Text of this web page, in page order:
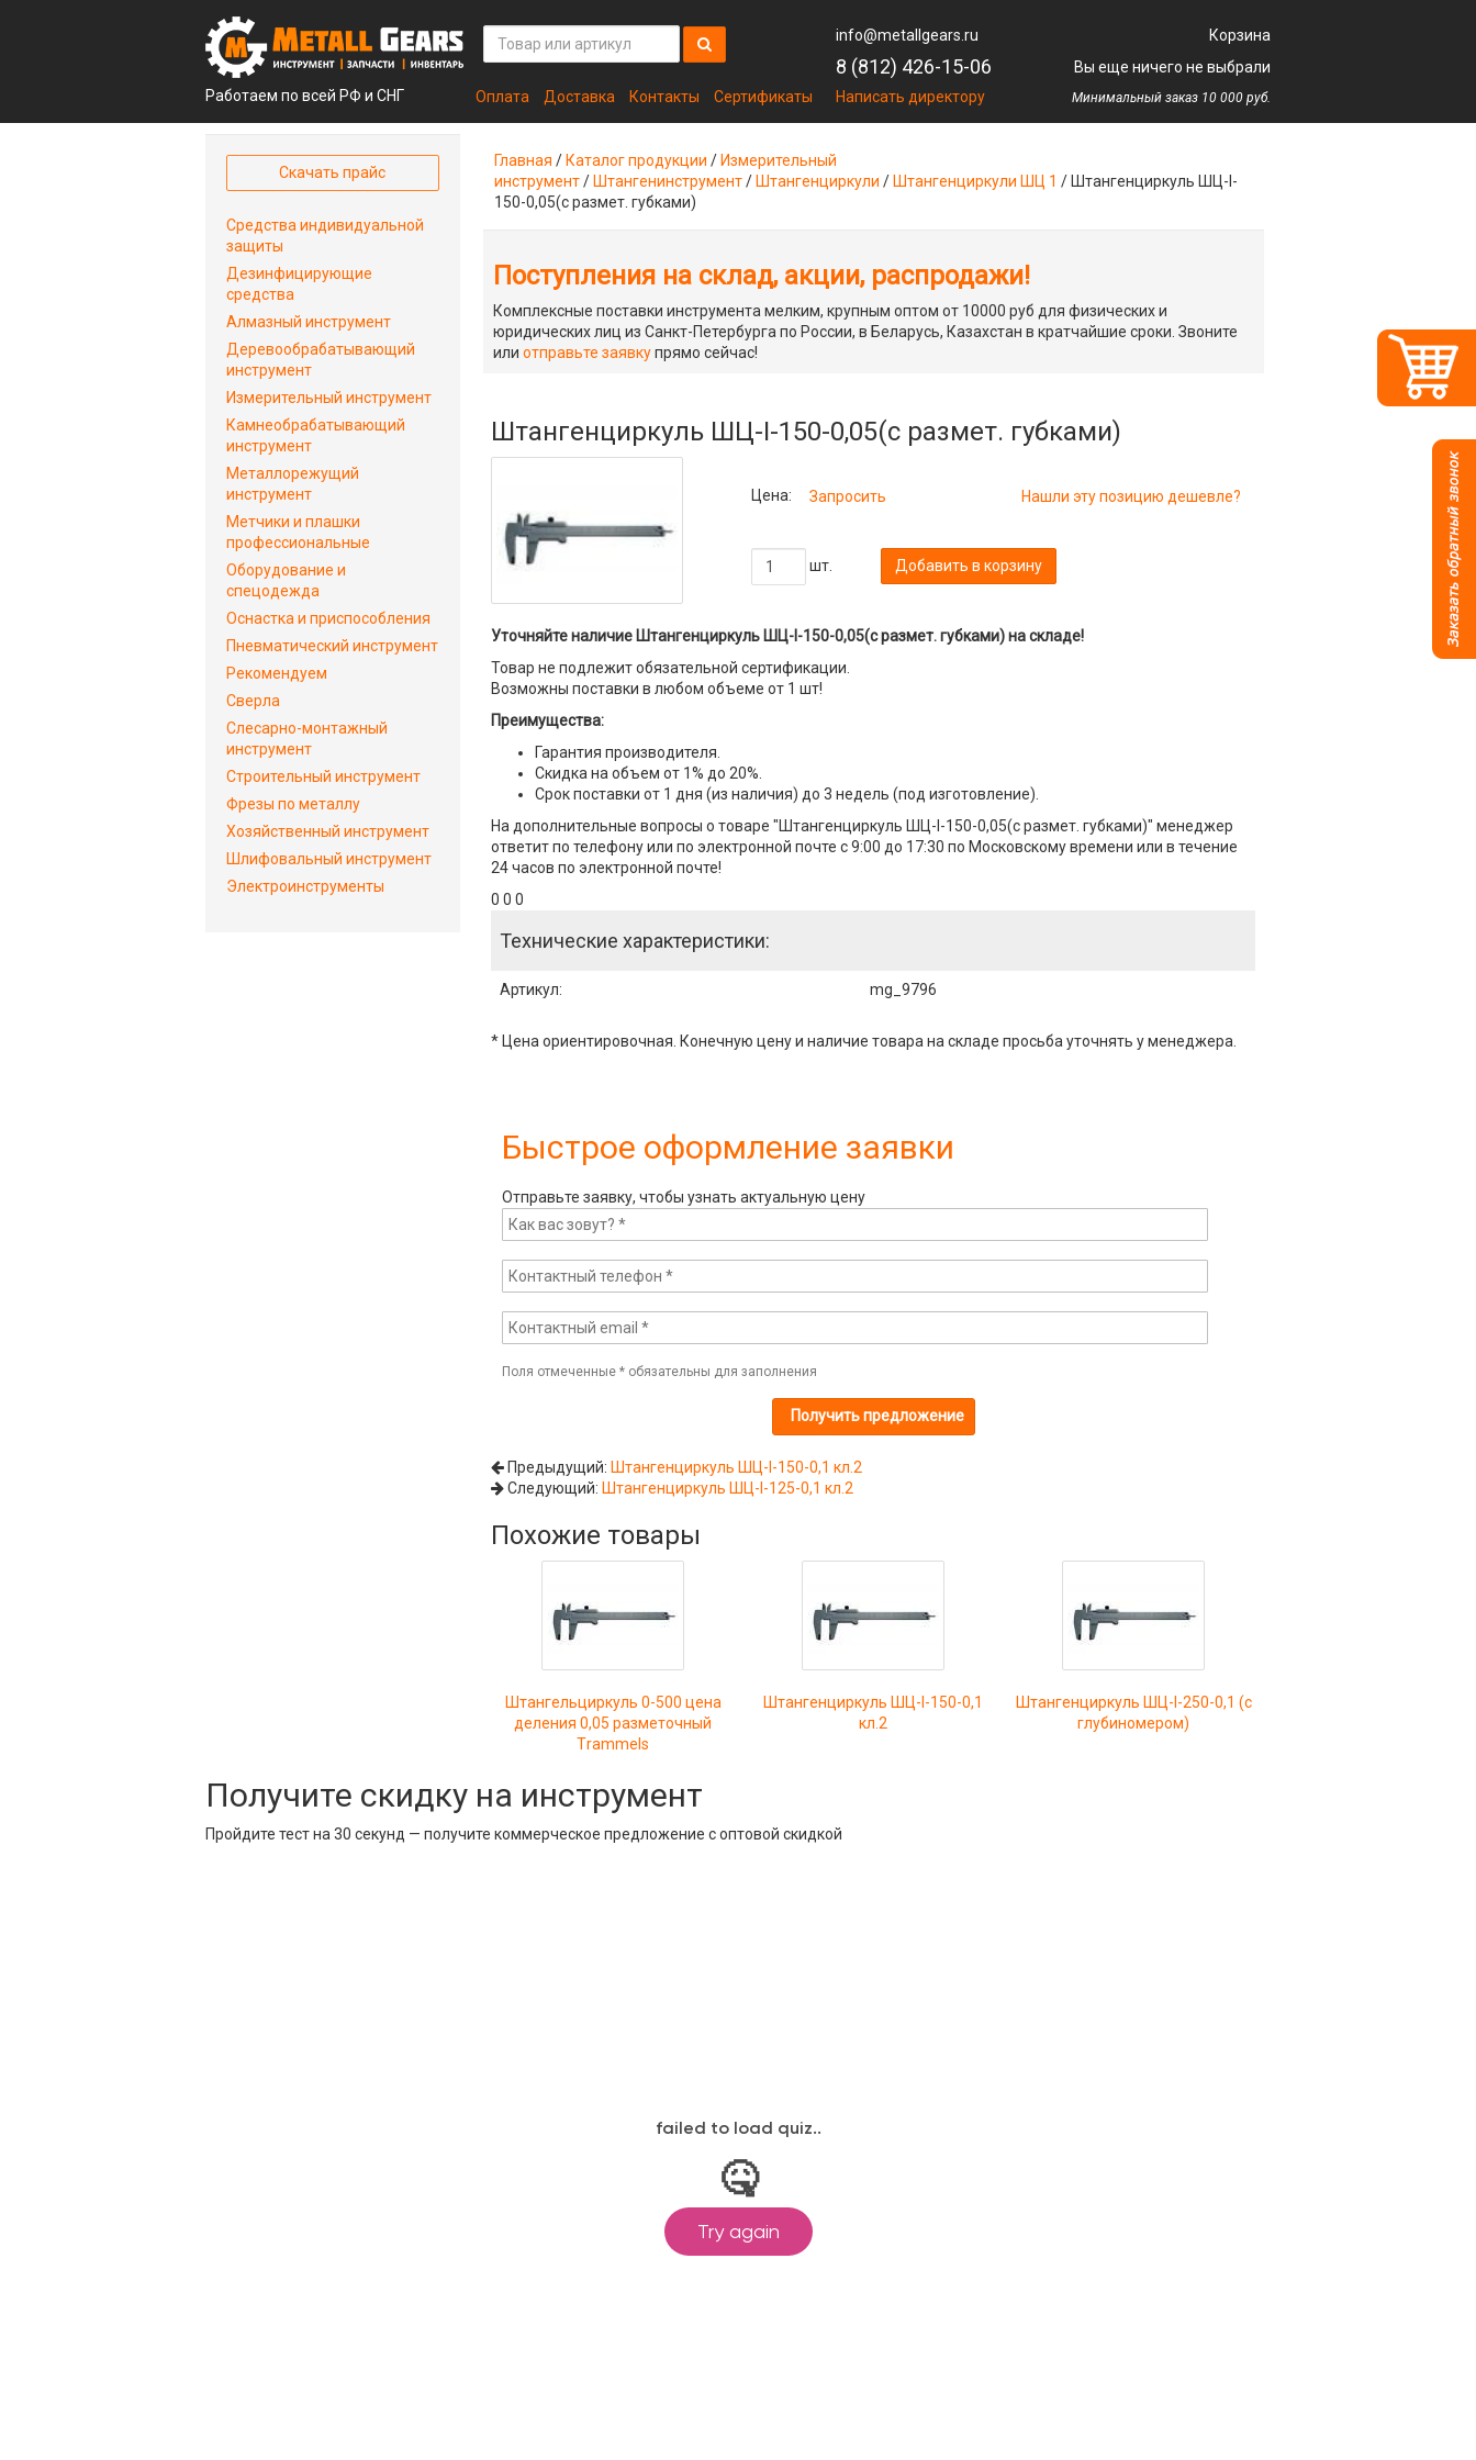
Работаем по всей РФ и СНГ Оплата Доставка Контакты Сертификаты
info@metallgears.ru
8 (812) 426-15-06
Написать директору
Корзина
Вы еще ничего не выбрали
Минимальный заказ 10 000 руб.
Главная / Каталог продукции / Измерительный
инструмент/ Штангенинструмент/ Штангенциркули / Штангенциркули ШЦ 1 / Штангенциркуль ШЦ-I-
150-0,05(с размет. губками)
Поступления на склад, акции, распродажи!
Комплексные поставки инструмента мелким, крупным оптом от 10000 руб для физических и
юридических лиц из Санкт-Петербурга по России, в Беларусь, Казахстан в кратчайшие сроки. Звоните
или отправьте заявкупрямо сейчас!
Штангенциркуль ШЦ-I-150-0,05(с размет. губками)
Цена: Запросить Нашли эту позицию дешевле?
шт. Добавить в корзину
Уточняйте наличие Штангенциркуль ШЦ-I-150-0,05(с размет. губками) на складе!
Товар не подлежит обязательной сертификации.
Возможны поставки в любом объеме от 1 шт!
Преимущества:
Гарантия производителя.
Скидка на объем от 1% до 20%.
Срок поставки от 1 дня (из наличия) до 3 недель (под изготовление).
На дополнительные вопросы о товаре "Штангенциркуль ШЦ-I-150-0,05(с размет. губками)" менеджер
ответит по телефону или по электронной почте с 9:00 до 17:30 по Московскому времени или в течение
24 часов по электронной почте!
0 0 0
Технические характеристики:
Артикул: mg_9796
* Цена ориентировочная. Конечную цену и наличие товара на складе просьба уточнять у менеджера.
Быстрое оформление заявки
Отправьте заявку, чтобы узнать актуальную цену
Поля отмеченные *обязательны для заполнения
Предыдущий: Штангенциркуль ШЦ-I-150-0,1 кл.2
Следующий: Штангенциркуль ШЦ-I-125-0,1 кл.2
Похожие товары
Штангельциркуль 0-500 цена
деления 0,05 разметочный
Тrammels
Штангенциркуль ШЦ-I-150-0,1
кл.2
Штангенциркуль ШЦ-I-250-0,1 (с
глубиномером)
Скачать прайс
Средства индивидуальной
защиты
Дезинфицирующие
средства
Алмазный инструмент
Деревообрабатывающий
инструмент
Измерительный инструмент
Камнеобрабатывающий
инструмент
Металлорежущий
инструмент
Метчики и плашки
профессиональные
Оборудование и
спецодежда
Оснастка и приспособления
Пневматический инструмент
Рекомендуем
Сверла
Слесарно-монтажный
инструмент
Строительный инструмент
Фрезы по металлу
Хозяйственный инструмент
Шлифовальный инструмент
Электроинструменты
Получите скидку на инструмент
Пройдите тест на 30 секунд — получите коммерческое предложение с оптовой скидкой